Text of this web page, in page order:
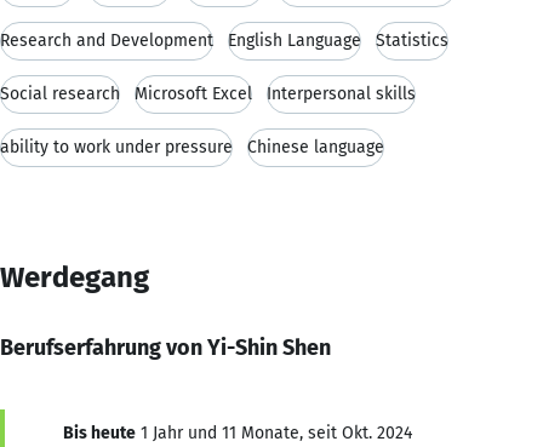
Research and Development English Language Statistics
Social research Microsoft Excel Interpersonal skills
ability to work under pressure Chinese language
Werdegang
Berufserfahrung von Yi-Shin Shen
Bis heute 1 Jahr und 11 Monate, seit Okt. 2024